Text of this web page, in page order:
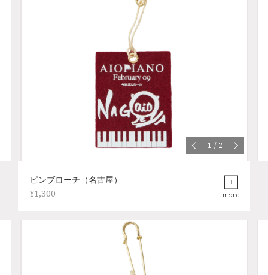
1 / 2
ピンブローチ（名古屋）
¥1,300
more